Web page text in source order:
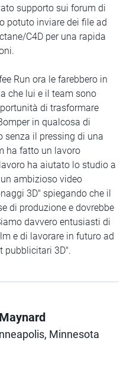
supporto sui forum di
potuto inviare dei file ad
C4D per una rapida
Run ora le farebbero in
che lui e il team sono
di trasformare
in qualcosa di
senza il pressing di una
ha fatto un lavoro
ha aiutato lo studio a
ambizioso video
3D" spiegando che il
di produzione e dovrebbe
davvero entusiasti di
e di lavorare in futuro ad
pubblicitari 3D".
Author Minnesota